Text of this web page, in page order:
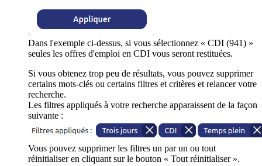
Dans l'exemple ci-dessus, si vous sélectionnez « CDI (941) »
seules les offres d'emploi en CDI vous seront restituées.
Si vous obtenez trop peu de résultats, vous pouvez supprimer
certains mots-clés ou certains filtres et critères et relancer votre
recherche.
Les filtres appliqués à votre recherche apparaissent de la façon
suivante :
Vous pouvez supprimer les filtres un par un ou tout
réinitialiser en cliquant sur le bouton « Tout réinitialiser ».